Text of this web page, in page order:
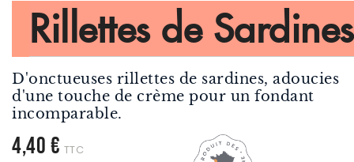
Rillettes de Sardines
D'onctueuses rillettes de sardines, adoucies
d'une touche de crème pour un fondant
incomparable.
4,40 € TTC